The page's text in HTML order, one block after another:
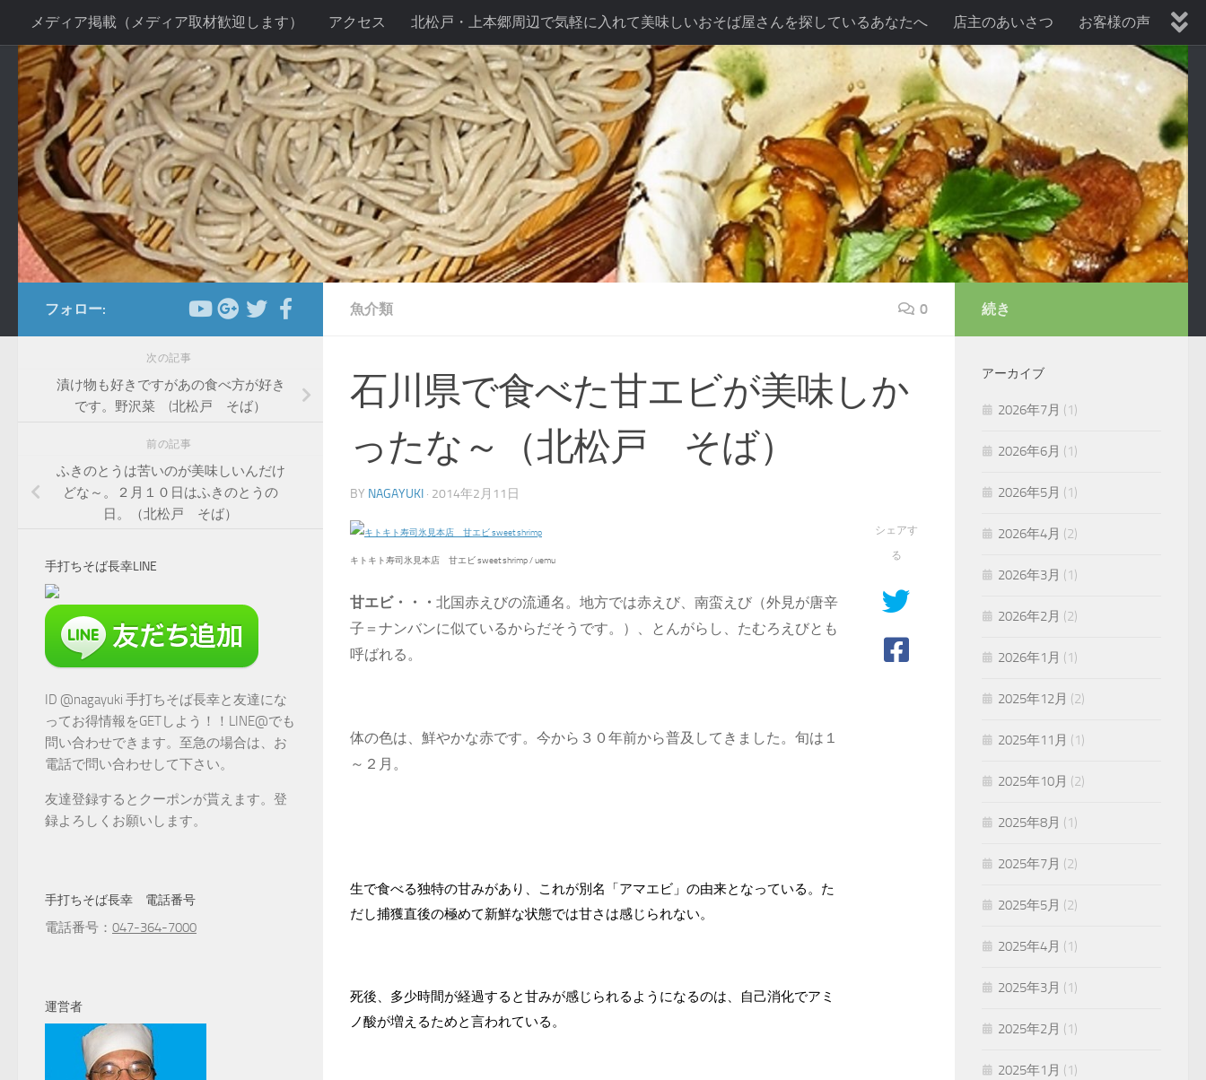
コンテンツへスキップ
メディア掲載（メディア取材歓迎します） アクセス 北松戸・上本郷周辺で気軽に入れて美味しいおそば屋さんを探しているあなたへ 店主のあいさつ お客様の声
お客様の声２ 当店の感染症対策について 手打ちそば長幸こだわり テイクアウト ドリンク 七五三プラン 暑気払い、納涼会プラン 歓送迎会プラン
送別会プラン 新年会プラン 忘年会プラン 法事プラン
魚介類 0
石川県で食べた甘エビが美味しか
ったな～（北松戸 そば）
BY NAGAYUKI · 2014年2月11日
キトキト寿司氷見本店 甘エビ sweet shrimp / uemu
甘エビ・・・ 北国赤えびの流通名。地方では赤えび、南蛮えび（外見が唐辛
子＝ナンバンに似ているからだそうです。）、とんがらし、たむろえびとも
呼ばれる。
体の色は、鮮やかな赤です。今から３０年前から普及してきました。旬は１
～２月。
生で食べる独特の甘みがあり、これが別名「アマエビ」の由来となっている。た
だし捕獲直後の極めて新鮮な状態では甘さは感じられない。
死後、多少時間が経過すると甘みが感じられるようになるのは、自己消化でアミ
ノ酸が増えるためと言われている。
シェアす
る
フォロー:
次の記事
漬け物も好きですがあの食べ方が好き
です。野沢菜 (北松戸 そば）
前の記事
ふきのとうは苦いのが美味しいんだけ
どな～。２月１０日はふきのとうの
日。（北松戸 そば）
手打ちそば長幸LINE
ID @nagayuki 手打ちそば長幸と友達にな
ってお得情報をGETしよう！！LINE@でも
問い合わせできます。至急の場合は、お
電話で問い合わせして下さい。
友達登録するとクーポンが貰えます。登
録よろしくお願いします。
手打ちそば長幸 電話番号
電話番号： 047-364-7000
運営者
続き
アーカイブ
2026年7月 (1)
2026年6月 (1)
2026年5月 (1)
2026年4月 (2)
2026年3月 (1)
2026年2月 (2)
2026年1月 (1)
2025年12月 (2)
2025年11月 (1)
2025年10月 (2)
2025年8月 (1)
2025年7月 (2)
2025年5月 (2)
2025年4月 (1)
2025年3月 (1)
2025年2月 (1)
2025年1月 (1)